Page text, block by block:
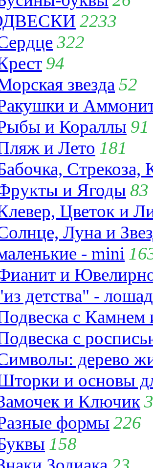
2233
322
94
звезда 52
и
и Кораллы 91
и Лето 181
и Ягоды 83
Цветок и
Луна и
- mini
и
детства" -
с
с
дерево
и основы
и Ключик
формы 226
158